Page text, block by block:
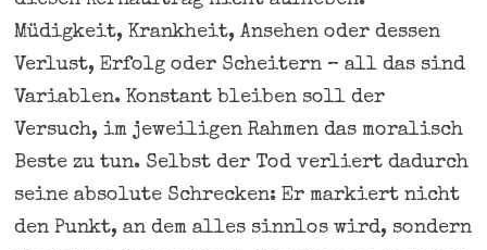
Müdigkeit, Krankheit, Ansehen oder dessen
Verlust, Erfolg oder Scheitern – all das sind
Variablen. Konstant bleiben soll der
Versuch, im jeweiligen Rahmen das moralisch
Beste zu tun. Selbst der Tod verliert dadurch
seine absolute Schrecken: Er markiert nicht
den Punkt, an dem alles sinnlos wird, sondern